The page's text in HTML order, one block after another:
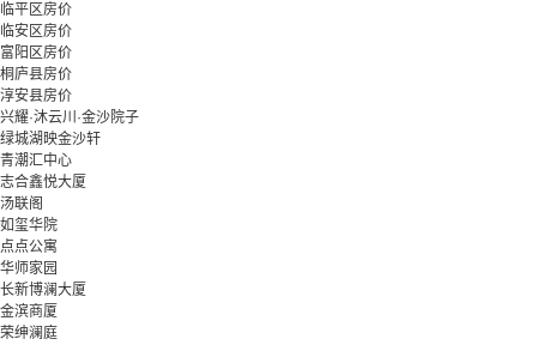
临平区房价
临安区房价
富阳区房价
桐庐县房价
淳安县房价
兴耀·沐云川·金沙院子
绿城湖映金沙轩
青潮汇中心
志合鑫悦大厦
汤联阁
如玺华院
点点公寓
华师家园
长新博澜大厦
金滨商厦
荣绅澜庭